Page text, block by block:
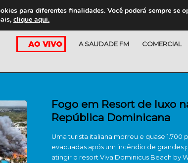
A SAUDADE FM COMERCIAL
Fogo em Resort de luxo
República Dominicana
Uma turista italiana morreu e quase 1.700
evacuadas após um incêndio de grandes
atingir o resort Viva Dominicus Beach by
para diferentes finalidades. Você poderá sempre
clique aqui.